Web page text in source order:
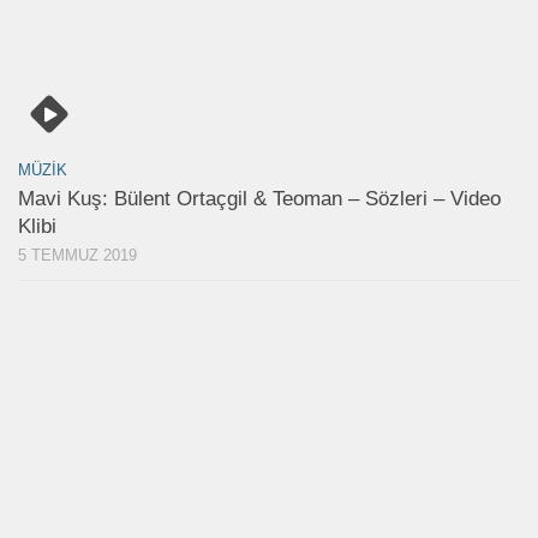
MÜZIK
Mavi Kuş: Bülent Ortaçgil & Teoman – Sözleri – Video
Klibi
5 TEMMUZ 2019